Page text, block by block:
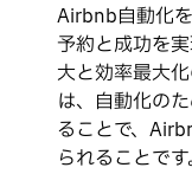
Airbnb自動化
予約と成功を
大と効率最大
は、自動化の
ることで、
られることです